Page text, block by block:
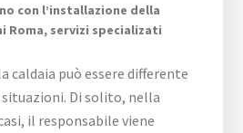
con l’installazione della
Roma, servizi specializati
caldaia può essere differente
situazioni. Di solito, nella
il responsabile viene